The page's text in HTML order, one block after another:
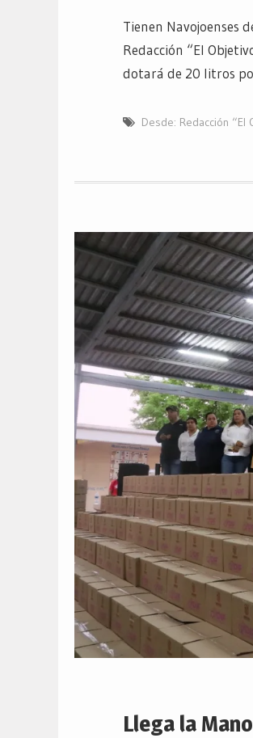
Tienen Navojoenses
Redacción “El
dotará de 20 litros
Desde: Redacción “El
Llega la